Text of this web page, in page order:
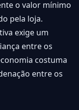
o valor mínimo
pela loja.
exige um
entre os
costuma
entre os